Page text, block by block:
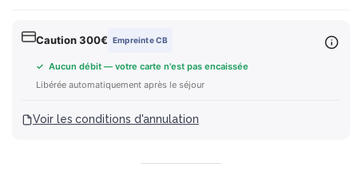
Caution 300€ Empreinte CB
✓ Aucun débit — votre carte n'est pas encaissée
Libérée automatiquement après le séjour
Voir les conditions d'annulation